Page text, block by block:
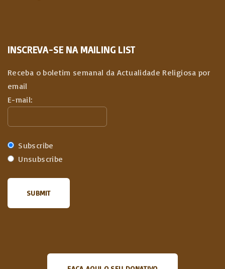
INSCREVA-SE NA MAILING LIST
Receba o boletim semanal da Actualidade Religiosa por
email
E-mail:
Subscribe
Unsubscribe